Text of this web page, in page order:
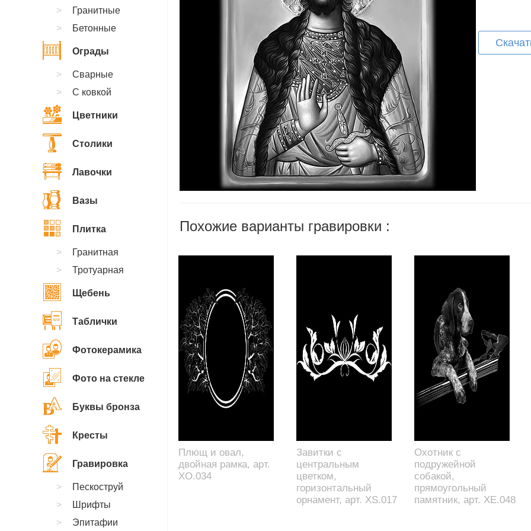
Похожие варианты гравировки :
Плющ и овал,
двойная рамка, арт.
XO.034
Завитки с
центральным
цветком,
горизонтальный
орнамент, арт. XS.017
Охотник с
подружейной
собакой,
прямоугольный
памятник, арт. XE.048
Гранитные
Бетонные
Ограды
Сварные
С ковкой
Цветники
Столики
Лавочки
Вазы
Плитка
Гранитная
Тротуарная
Щебень
Таблички
Фотокерамика
Фото на стекле
Буквы бронза
Кресты
Гравировка
Пескоструй
Шрифты
Эпитафии